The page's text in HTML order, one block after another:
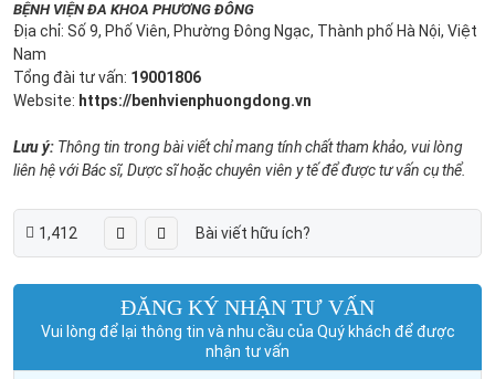
BỆNH VIỆN ĐA KHOA PHƯƠNG ĐÔNG
Địa chỉ: Số 9, Phố Viên, Phường Đông Ngạc, Thành phố Hà Nội, Việt
Nam
Tổng đài tư vấn: 19001806
Website: https://benhvienphuongdong.vn
Lưu ý: Thông tin trong bài viết chỉ mang tính chất tham khảo, vui lòng
liên hệ với Bác sĩ, Dược sĩ hoặc chuyên viên y tế để được tư vấn cụ thể.
1,412 Bài viết hữu ích?
ĐĂNG KÝ NHẬN TƯ VẤN
Vui lòng để lại thông tin và nhu cầu của Quý khách để được
nhận tư vấn